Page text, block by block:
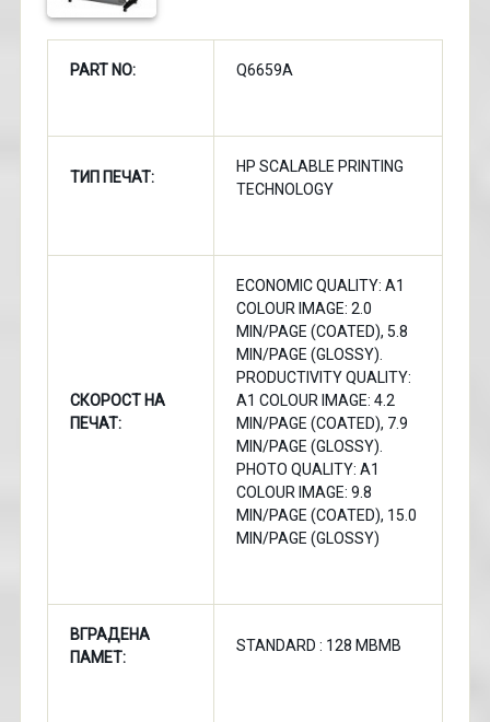
PART NO: Q6659A
ТИП ПЕЧАТ:
HP SCALABLE PRINTING
TECHNOLOGY
СКОРОСТ НА
ПЕЧАТ:
ECONOMIC QUALITY: A1
COLOUR IMAGE: 2.0
MIN/PAGE (COATED), 5.8
MIN/PAGE (GLOSSY).
PRODUCTIVITY QUALITY:
A1 COLOUR IMAGE: 4.2
MIN/PAGE (COATED), 7.9
MIN/PAGE (GLOSSY).
PHOTO QUALITY: A1
COLOUR IMAGE: 9.8
MIN/PAGE (COATED), 15.0
MIN/PAGE (GLOSSY)
ВГРАДЕНА
ПАМЕТ:
STANDARD : 128 MBMB